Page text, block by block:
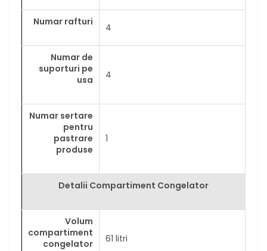
Numar rafturi 4
Numar de
suporturi pe
usa
4
Numar sertare
pentru
pastrare
produse
1
Detalii Compartiment Congelator
Volum
compartiment
congelator
61 litri